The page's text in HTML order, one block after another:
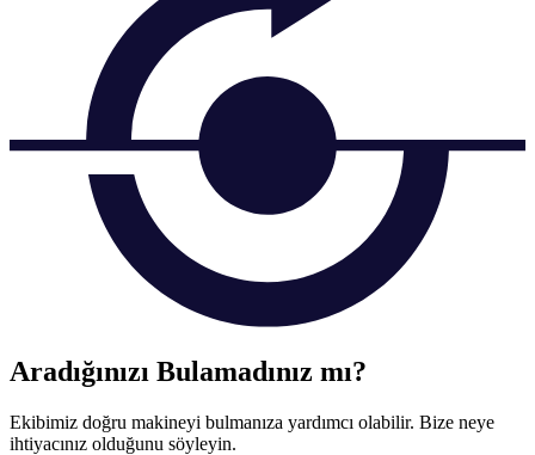
Aradığınızı Bulamadınız mı?
Ekibimiz doğru makineyi bulmanıza yardımcı olabilir. Bize neye
ihtiyacınız olduğunu söyleyin.